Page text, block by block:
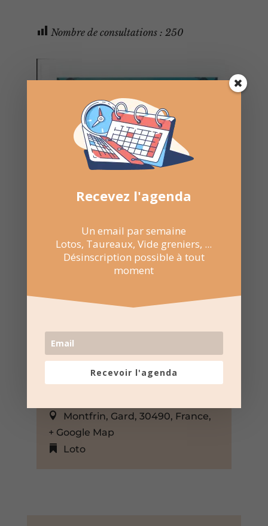
Nombre de consultations : 250
20:30 au 23:59
Montfrin, Gard, 30490, France,
+ Google Map
Loto
Recevez l'agenda
Un email par semaine
Lotos, Taureaux, Vide greniers, ...
Désinscription possible à tout
moment
Recevoir l'agenda